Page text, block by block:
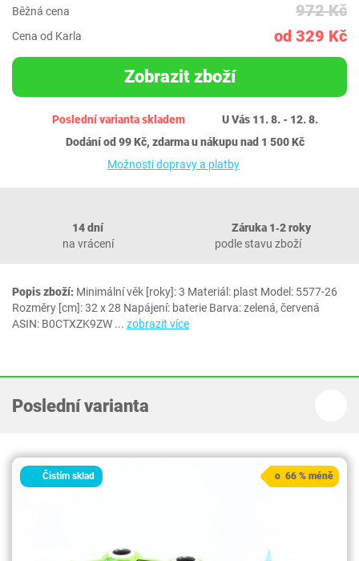
Běžná cena 972 Kč
Cena od Karla od 329 Kč
Zobrazit zboží
Poslední varianta skladem
U Vás 11. 8. - 12. 8.
Dodání od 99 Kč, zdarma u nákupu nad 1 500 Kč
Možnosti dopravy a platby
14 dní
na vrácení
Záruka 1‐2 roky
podle stavu zboží
Popis zboží: Minimální věk [roky]: 3 Materiál: plast Model: 5577-26
Rozměry [cm]: 32 x 28 Napájení: baterie Barva: zelená, červená
ASIN: B0CTXZK9ZW ... zobrazit více
Poslední varianta
Čistím sklad o 66 % méně